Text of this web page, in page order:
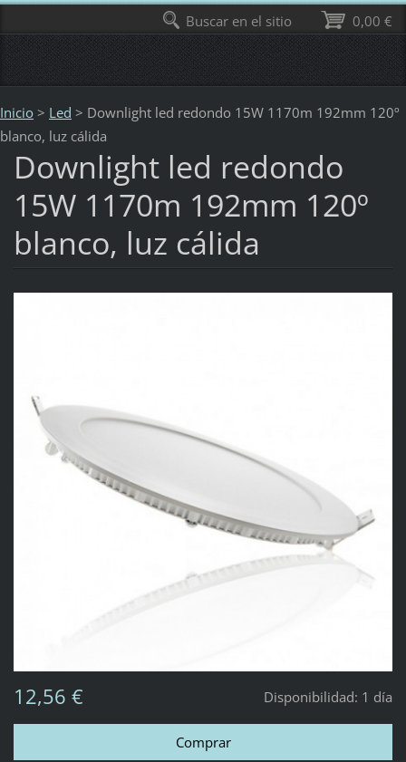
Inicio > Led > Downlight led redondo 15W 1170m 192mm 120º
blanco, luz cálida
Downlight led redondo
15W 1170m 192mm 120º
blanco, luz cálida
Disponibilidad: 1 día
12,56 €
0,00 €
Buscar en el sitio